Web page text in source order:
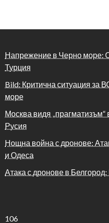
Напрежение в Черно море:
Турция
Bild: Критична ситуация за
море
Москва видя
Русия
Нощна война с дронове:
и Одеса
Атака с дронове в
106